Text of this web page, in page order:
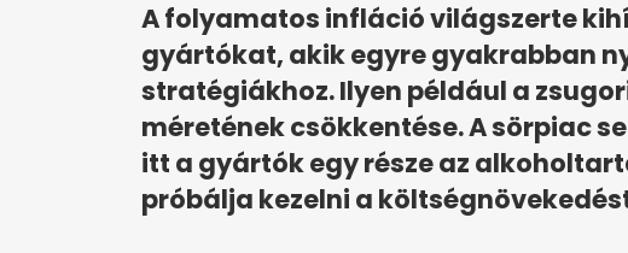
A folyamatos infláció világszerte
gyártókat, akik egyre gyakrabban
stratégiákhoz. Ilyen például a
méretének csökkentése. A sörpiac
itt a gyártók egy része az
próbálja kezelni a